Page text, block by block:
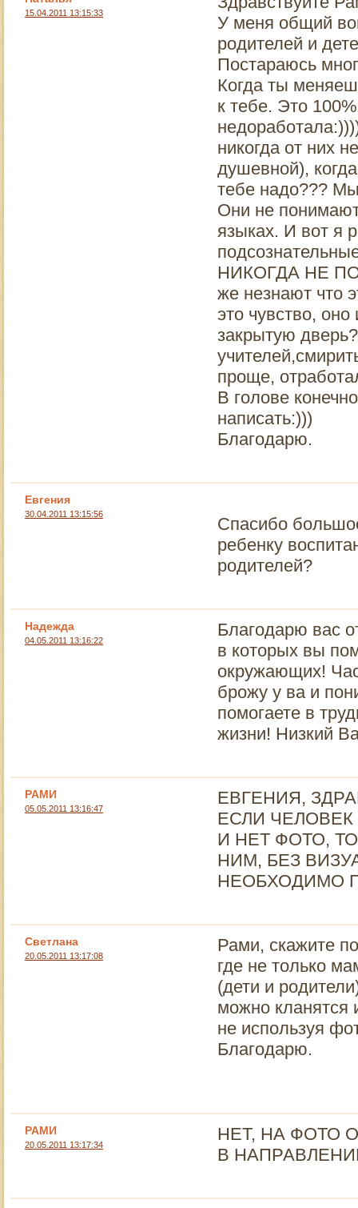
15.04.2011 13:15:33
У меня общий
родителей и
Постараюсь
Когда ты
к тебе. Это
никогда от них
душевной),
тебе надо???
Они не
языках. И вот я
НИКОГДА НЕ
же незнают что
это чувство,
закрытую
проще,
В голове
написать:)))
Благодарю.
Евгения
30.04.2011 13:15:56
Cпасибо
ребенку
родителей?
Надежда
04.05.2011 13:16:22
Благодарю вас
в которых вы
окружающих!
брожу у ва и
помогаете в
жизни! Низкий
РАМИ
05.05.2011 13:16:47
ЕВГЕНИЯ,
ЕСЛИ
И НЕТ ФОТО,
НИМ, БЕЗ
НЕОБХОДИМО
Светлана
20.05.2011 13:17:08
Рами, скажите
где не только
(дети и
можно кланятся
не используя
Благодарю.
РАМИ
20.05.2011 13:17:34
НЕТ, НА ФОТО
В